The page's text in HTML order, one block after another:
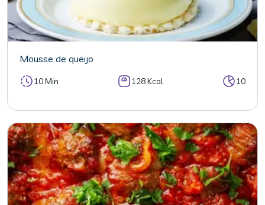
Mousse de queijo
10 Min 128 Kcal 10